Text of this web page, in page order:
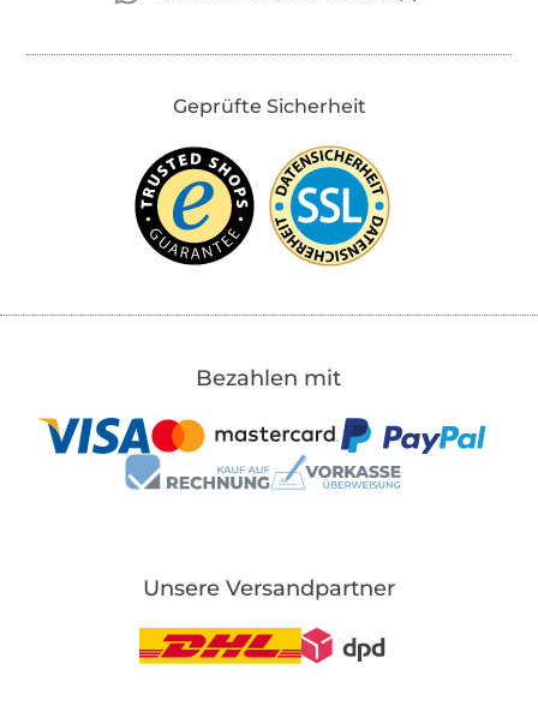
Geprüfte Sicherheit
Bezahlen mit
Unsere Versandpartner